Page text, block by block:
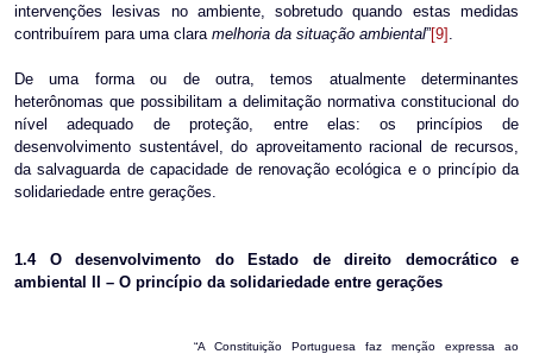
intervenções lesivas no ambiente, sobretudo quando estas medidas
contribuírem para uma clara melhoria da situação ambiental”[9] .
De uma forma ou de outra, temos atualmente determinantes
heterônomas que possibilitam a delimitação normativa constitucional do
nível adequado de proteção, entre elas: os princípios de
desenvolvimento sustentável, do aproveitamento racional de recursos,
da salvaguarda de capacidade de renovação ecológica e o princípio da
solidariedade entre gerações.
1.4 O desenvolvimento do Estado de direito democrático e
ambiental II – O princípio da solidariedade entre gerações
“A Constituição Portuguesa faz menção expressa ao